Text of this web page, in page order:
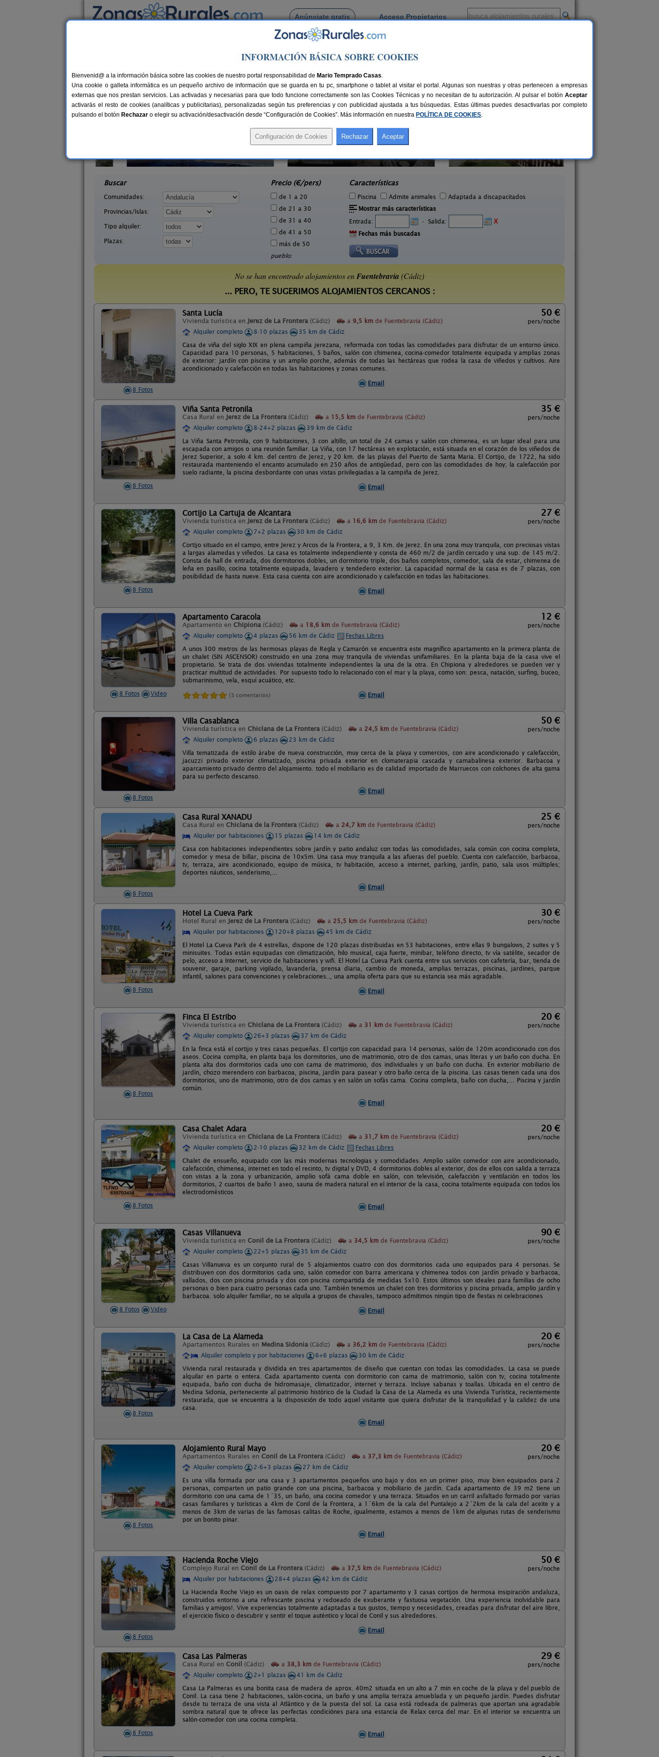
Anúnciate gratis Acceso Propietarios
Busca por pueblo
Casas Rurales cerca de Fuentebravia
25 €
La Casa de Bovedas
Buscar
Comunidades:
Provincias/Islas:
Tipo alquiler:
Plazas:
Precio (€/pers)
de 1 a 20
de 21 a 30
de 31 a 40
de 41 a 50
más de 50
pueblo:
Características
Piscina Admite animales
Adaptada a discapacitados
Mostrar más características
Entrada:
- Salida:
X
Fechas más buscadas
No se han encontrado alojamientos enFuentebravia (Cádiz)
... PERO, TE SUGERIMOS ALOJAMIENTOS CERCANOS :
8 Fotos
Santa Lucía
Vivienda turística enJerez de La Frontera (Cádiz) a 9,5 km de Fuentebravia (Cádiz)
50 €
pers/noche
Alquiler completo
8-10 plazas
35 km de Cádiz
Casa de viña del siglo XIX en plena campiña jerezana, reformada con todas las comodidades para disfrutar de un entorno único.
Capacidad para 10 personas, 5 habitaciones, 5 baños, salón con chimenea, cocina-comedor totalmente equipada y amplias zonas
de exterior: jardín con piscina y un amplio porche, además de todas las hectáreas que rodea la casa de viñedos y cultivos. Aire
acondicionado y calefacción en todas las habitaciones y zonas comunes.
Email
8 Fotos
Viña Santa Petronila
Casa Rural enJerez de La Frontera (Cádiz) a 15,5 km de Fuentebravia (Cádiz)
35 €
pers/noche
Alquiler completo
8-24+2 plazas
39 km de Cádiz
La Viña Santa Petronila, con 9 habitaciones, 3 con altillo, un total de 24 camas y salón con chimenea, es un lugar ideal para una
escapada con amigos o una reunión familiar. La Viña, con 17 hectáreas en explotación, está situada en el corazón de los viñedos de
Jerez Superior, a solo 4 km. del centro de Jerez, y 20 km. de las playas del Puerto de Santa Maria. El Cortijo, de 1722, ha sido
restaurada manteniendo el encanto acumulado en 250 años de antigüedad, pero con las comodidades de hoy; la calefacción por
suelo radiante, la piscina desbordante con unas vistas privilegiadas a la campiña de Jerez.
Email
8 Fotos
Cortijo La Cartuja de Alcantara
Vivienda turística enJerez de La Frontera (Cádiz) a 16,6 km de Fuentebravia (Cádiz)
27 €
pers/noche
Alquiler completo
7+2 plazas
30 km de Cádiz
Cortijo situado en el campo, entre Jerez y Arcos de la Frontera, a 9, 3 Km. de Jerez. En una zona muy tranquila, con preciosas vistas
a largas alamedas y viñedos. La casa es totalmente independiente y consta de 460 m/2 de jardín cercado y una sup. de 145 m/2.
Consta de hall de entrada, dos dormitorios dobles, un dormitorio triple, dos baños completos, comedor, sala de estar, chimenea de
leña en pasillo, cocina totalmente equipada, lavadero y tendedero exterior. La capacidad normal de la casa es de 7 plazas, con
posibilidad de hasta nueve. Esta casa cuenta con aire acondicionado y calefacción en todas las habitaciones.
Email
8 Fotos Video
Apartamento Caracola
Apartamento en Chipiona (Cádiz) a 18,6 km de Fuentebravia (Cádiz)
12 €
pers/noche
Alquiler completo
4 plazas 56 km de Cádiz
Fechas Libres
A unos 300 metros de las hermosas playas de Regla y Camarón se encuentra este magnífico apartamento en la primera planta de
un chalet (SIN ASCENSOR) construido en una zona muy tranquila de viviendas unifamiliares. En la planta baja de la casa vive el
propietario. Se trata de dos viviendas totalmente independientes la una de la otra. En Chipiona y alrededores se pueden ver y
practicar multitud de actividades. Por supuesto todo lo relacionado con el mar y la playa, como son: pesca, natación, surfing, buceo,
submarinismo, vela, esquí acuático, etc.
(3 comentarios) Email
8 Fotos
Villa Casablanca
Vivienda turística en Chiclana de La Frontera (Cádiz) a 24,5 km de Fuentebravia (Cádiz)
50 €
pers/noche
Alquiler completo
6 plazas
23 km de Cádiz
Villa tematizada de estilo árabe de nueva construcción, muy cerca de la playa y comercios, con aire acondicionado y calefacción,
jacuzzi privado exterior climatizado, piscina privada exterior en clomaterapia cascada y camabalinesa exterior. Barbacoa y
aparcamiento privado dentro del alojamiento. todo el mobiliario es de calidad importado de Marruecos con colchones de alta gama
para su perfecto descanso.
Email
8 Fotos
Casa Rural XANADU
Casa Rural en Chiclana de la Frontera (Cádiz) a 24,7 km de Fuentebravia (Cádiz)
25 €
pers/noche
Alquiler por habitaciones
15 plazas
14 km de Cádiz
Casa con habitaciones independientes sobre jardín y patio andaluz con todas las comodidades, sala común con cocina completa,
comedor y mesa de billar, piscina de 10x5m. Una casa muy tranquila a las afueras del pueblo. Cuenta con calefacción, barbacoa,
tv, terraza, aire acondicionado, equipo de música, tv habitación, acceso a internet, parking, jardín, patio, sala usos múltiples;
deportes náuticos, senderismo,...
Email
8 Fotos
Hotel La Cueva Park
Hotel Rural enJerez de La Frontera (Cádiz) a 25,5 km de Fuentebravia (Cádiz)
30 €
pers/noche
Alquiler por habitaciones
120+8 plazas
45 km de Cádiz
El Hotel La Cueva Park de 4 estrellas, dispone de 120 plazas distribuidas en 53 habitaciones, entre ellas 9 bungalows, 2 suites y 5
minisuites. Todas están equipadas con climatización, hilo musical, caja fuerte, minibar, teléfono directo, tv vía satélite, secador de
pelo, acceso a Internet, servicio de habitaciones y wifi. El Hotel La Cueva Park cuenta entre sus servicios con cafetería, bar, tienda de
souvenir, garaje, parking vigilado, lavandería, prensa diaria, cambio de moneda, amplias terrazas, piscinas, jardines, parque
infantil, salones para convenciones y celebraciones.., una amplia oferta para que su estancia sea más agradable.
Email
8 Fotos
Finca El Estribo
Vivienda turística en Chiclana de La Frontera (Cádiz) a 31 km de Fuentebravia (Cádiz)
20 €
pers/noche
Alquiler completo
26+3 plazas
37 km de Cádiz
En la finca está el cortijo y tres casas pequeñas. El cortijo con capacidad para 14 personas, salón de 120m acondicionado con dos
aseos. Cocina complta, en planta baja los dormitorios, uno de matrimonio, otro de dos camas, unas literas y un baño con ducha. En
planta alta dos dormitorios cada uno con cama de matrimonio, dos individuales y un baño con ducha. En exterior mobiliario de
jardín, chozo merendero con barbacoa, piscina, jardín para pasear y otro baño cerca de la piscina. Las casas tienen cada una dos
dormitorios, uno de matrimonio, otro de dos camas y en salón un sofás cama. Cocina completa, baño con ducha,... Piscina y jardín
común.
Email
8 Fotos
Casa Chalet Adara
Vivienda turística en Chiclana de La Frontera (Cádiz) a 31,7 km de Fuentebravia (Cádiz)
20 €
pers/noche
Alquiler completo
2-10 plazas 32 km de Cádiz
Fechas Libres
Chalet de ensueño, equipado con las más modernas tecnologias y comodidades. Amplio salón comedor con aire acondicionado,
calefacción, chimenea, internet en todo el recinto, tv digital y DVD, 4 dormitorios dobles al exterior, dos de ellos con salida a terraza
con vistas a la zona y urbanización, amplio sofá cama doble en salón, con televisión, calefacción y ventilación en todos los
dormitorios, 2 cuartos de baño 1 aseo, sauna de madera natural en el interior de la casa, cocina totalmente equipada con todos los
electrodomésticos
Email
8 Fotos Video
Casas Villanueva
Vivienda turística en Conil de La Frontera (Cádiz) a 34,5 km de Fuentebravia (Cádiz)
90 €
pers/noche
Alquiler completo
22+5 plazas
35 km de Cádiz
Casas Villanueva es un conjunto rural de 5 alojamientos cuatro con dos dormitorios cada uno equipados para 4 personas. Se
distribuyen con dos dormitorios cada uno, salón comedor con barra americana y chimenea todos con jardín privado y barbacoa,
vallados, dos con piscina privada y dos con piscina compartida de medidas 5x10. Estos últimos son ideales para familias de ocho
personas o bien para cuatro personas cada uno. También tenemos un chalet con tres dormitorios y piscina privada, amplio jardín y
barbacoa. solo alquiler familiar, no se alquila a grupos de chavales, tampoco admitimos ningún tipo de fiestas ni celebraciones
Email
8 Fotos
La Casa de La Alameda
Apartamentos Rurales en Medina Sidonia (Cádiz) a 36,2 km de Fuentebravia (Cádiz)
20 €
pers/noche
Alquiler completo y por habitaciones
6+6 plazas
30 km de Cádiz
Vivienda rural restaurada y dividida en tres apartamentos de diseño que cuentan con todas las comodidades. La casa se puede
alquilar en parte o entera. Cada apartamento cuenta con dormitorio con cama de matrimonio, salón con tv, cocina totalmente
equipada, baño con ducha de hidromasaje, climatizador, internet y terraza. Incluye sabanas y toallas. Ubicada en el centro de
Medina Sidonia, perteneciente al patrimonio histórico de la Ciudad la Casa de La Alameda es una Vivienda Turística, recientemente
restaurada, que se encuentra a la disposición de todo aquel visitante que quiera disfrutar de la tranquilidad y la calidez de una
casa.
Email
8 Fotos
Alojamiento Rural Mayo
Apartamentos Rurales en Conil de La Frontera (Cádiz) a 37,3 km de Fuentebravia (Cádiz)
20 €
pers/noche
Alquiler completo
2-6+3 plazas
27 km de Cádiz
Es una villa formada por una casa y 3 apartamentos pequeños uno bajo y dos en un primer piso, muy bien equipados para 2
personas, comparten un patio grande con una piscina, barbacoa y mobiliario de jardín. Cada apartamento de 39 m2 tiene un
dormitorio con una cama de 1´35, un baño, una cocina comedor y una terraza. Situados en un carril asfaltado formado por varias
casas familiares y turísticas a 4km de Conil de la Frontera, a 1´6km de la cala del Puntalejo a 2´2km de la cala del aceite y a
menos de 3km de varias de las famosas calitas de Roche, igualmente, estamos a menos de 1km de algunas rutas de senderismo
por un bonito pinar.
Email
8 Fotos
Hacienda Roche Viejo
Complejo Rural en Conil de La Frontera (Cádiz) a 37,5 km de Fuentebravia (Cádiz)
50 €
pers/noche
Alquiler por habitaciones
28+4 plazas
42 km de Cádiz
La Hacienda Roche Viejo es un oasis de relax compuesto por 7 apartamento y 3 casas cortijos de hermosa insipiración andaluza,
construidos entorno a una refrescante piscina y redoeado de exuberante y fastuosa vegetación. Una experiencia inolvidable para
familias y amigos!. Vive experiencias totalmente adaptadas a tus gustos, tiempo y necesidades, creadas para disfrutar del aire libre,
el ejercicio físico o descubrir y sentir el toque auténtico y local de Conil y sus alrededores.
Email
8 Fotos
Casa Las Palmeras
Casa Rural en Conil (Cádiz) a 38,3 km de Fuentebravia (Cádiz)
29 €
pers/noche
Alquiler completo
2+1 plazas
41 km de Cádiz
Casa La Palmeras es una bonita casa de madera de aprox. 40m2 situada en un alto a 7 min en coche de la playa y del pueblo de
Conil. La casa tiene 2 habitaciones, salón-cocina, un baño y una amplia terraza amueblada y un pequeño jardín. Puedes disfrutar
desde tu terraza de una vista al Atlántico y de la puesta del sol. La casa está rodeada de palmeras que aportan una agradable
sombra natural que te ofrece las perfectas condiciónes para una estancia de Relax cerca del mar. En el interior se encuentra un
salón-comedor con una cocina completa.
Email
INFORMACIÓN BÁSICA SOBRE COOKIES
Bienvenid@ a la información básica sobre las cookies de nuestro portal responsabilidad de Mario Temprado Casas.
Una cookie o galleta informática es un pequeño archivo de información que se guarda en tu pc, smartphone o tablet al visitar el portal. Algunas son nuestras y otras pertenecen a empresas
externas que nos prestan servicios. Las activadas y necesarias para que todo funcione correctamente son las Cookies Técnicas y no necesitan de tu autorización. Al pulsar el botón Aceptar
activarás el resto de cookies (analíticas y publicitarias), personalizadas según tus preferencias y con publicidad ajustada a tus búsquedas. Estas últimas puedes desactivarlas por completo
pulsando el botón Rechazar o elegir su activación/desactivación desde “Configuración de Cookies”. Más información en nuestra POLÍTICA DE COOKIES.